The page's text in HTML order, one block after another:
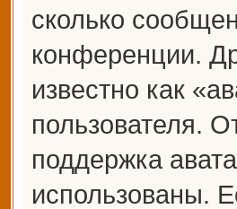
сколько
конференции.
известно как
пользователя.
поддержка
использованы.